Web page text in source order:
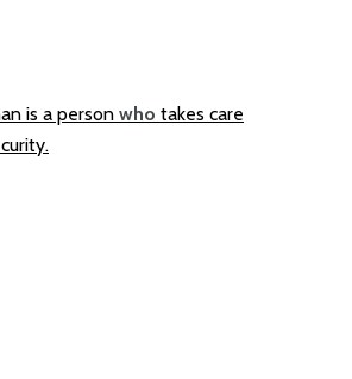
is a person who takes care